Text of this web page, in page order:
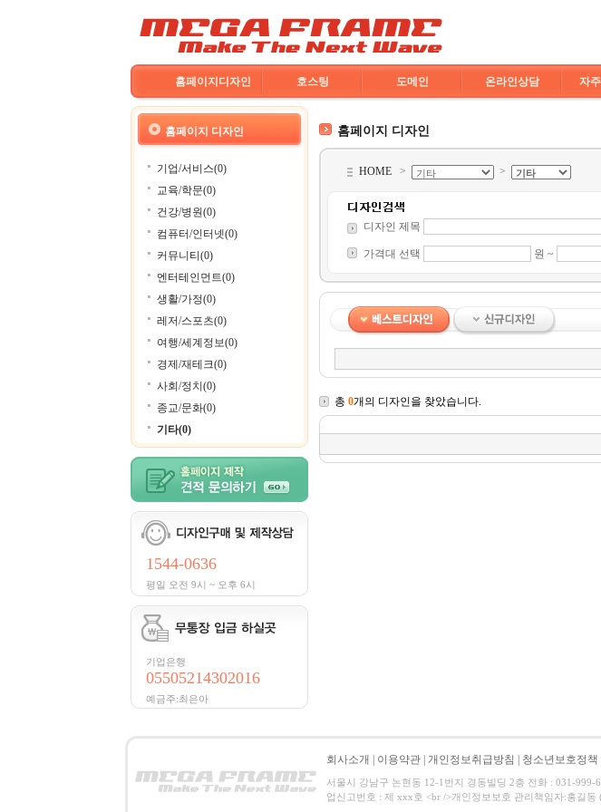
홈페이지디자인 호스팅 도메인 온라인상담 자
홈페이지 디자인
기업/서비스(0)
교육/학문(0)
건강/병원(0)
컴퓨터/인터넷(0)
커뮤니티(0)
엔터테인먼트(0)
생활/가정(0)
레저/스포츠(0)
여행/세계정보(0)
경제/재테크(0)
사회/정치(0)
종교/문화(0)
기타(0)
1544-0636
평일 오전 9시 ~ 오후 6시
기업은행
05505214302016
예금주:최은아
홈페이지 디자인
HOME > >
디자인 제목
가격대 선택 원 ~
총 0개의 디자인을 찾았습니다.
회사소개 이용약관 개인정보취급방침 청소년보호정책
서울시 강남구 논현동 12-1번지 경동빌딩 2층 전화 : 031-
업신고번호 : 제 xxx호 <br />개인정보보호 관리책임자:홍길동